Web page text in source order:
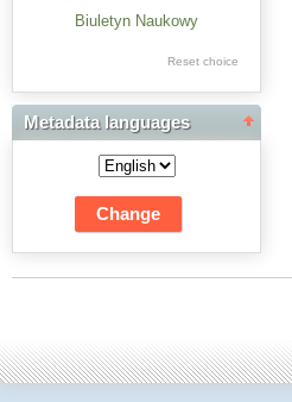
Biuletyn Naukowy
Res Academicae
Science Project Scripts
Biuletyn Informacyjny
WSP w Częstochowie
Reset choice
Metadata languages